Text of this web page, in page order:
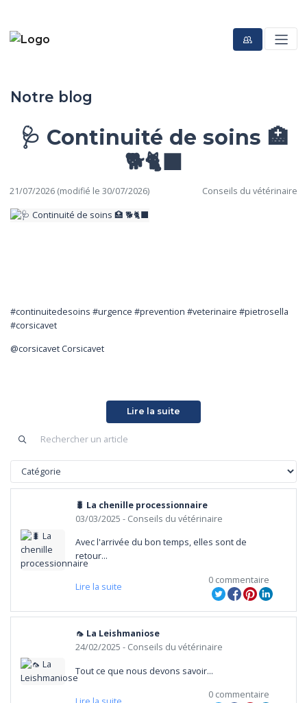
Notre blog
🩺 Continuité de soins 🏥
🐕🐈‍⬛
21/07/2026 (modifié le 30/07/2026) Conseils du vétérinaire
#continuitedesoins #urgence #prevention #veterinaire #pietrosella
#corsicavet
@corsicavet Corsicavet
Lire la suite
🐛 La chenille processionnaire
03/03/2025 - Conseils du vétérinaire
Avec l'arrivée du bon temps, elles sont de
retour...
Lire la suite
0 commentaire
🦟 La Leishmaniose
24/02/2025 - Conseils du vétérinaire
Tout ce que nous devons savoir...
0 commentaire